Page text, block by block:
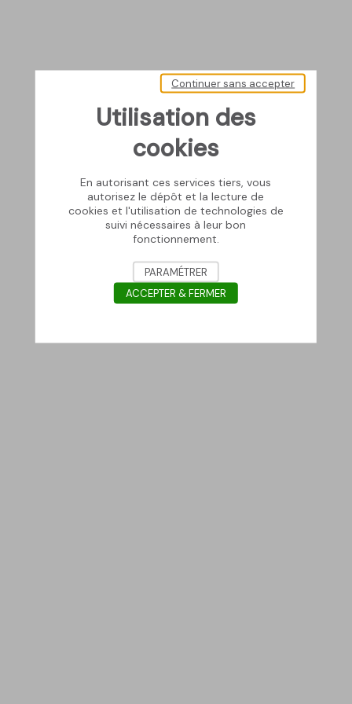
Utilisation des
cookies
En autorisant ces services tiers, vous
autorisez le dépôt et la lecture de
cookies et l'utilisation de technologies de
suivi nécessaires à leur bon
fonctionnement.
Continuer sans accepter
PARAMÉTRER
ACCEPTER & FERMER